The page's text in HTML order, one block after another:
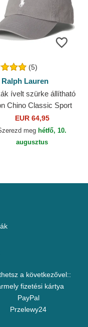
(5)
Ralph Lauren
ívelt szürke állítható
Chino Classic Sport
Ralph Lauren
EUR 64,95
meg hétfő, 10.
augusztus
a következővel::
fizetési kártya
PayPal
Przelewy24